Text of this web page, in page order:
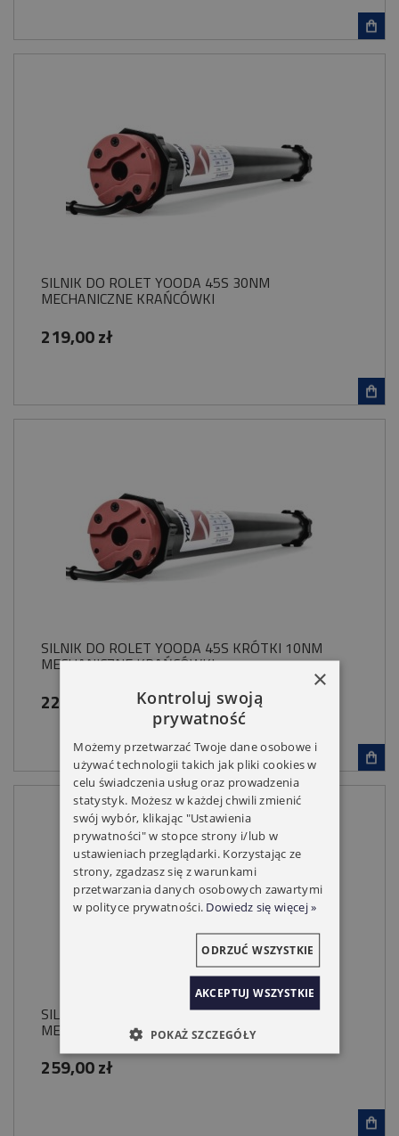
SILNIK DO ROLET YOODA 45S 30NM
MECHANICZNE KRAŃCÓWKI
219,00 zł
SILNIK DO ROLET YOODA 45S KRÓTKI 10NM
MECHANICZNE KRAŃCÓWKI
229,00 zł
SILNIK DO ROLET YOODA 45S 40NM
MECHANICZNE KRAŃCÓWKI
259,00 zł
×
Kontroluj swoją
prywatność
Możemy przetwarzać Twoje dane osobowe i
używać technologii takich jak pliki cookies w
celu świadczenia usług oraz prowadzenia
statystyk. Możesz w każdej chwili zmienić
swój wybór, klikając "Ustawienia
prywatności" w stopce strony i/lub w
ustawieniach przeglądarki. Korzystając ze
strony, zgadzasz się z warunkami
przetwarzania danych osobowych zawartymi
w polityce prywatności. Dowiedz się więcej »
AKCEPTUJ WSZYSTKIE
ODRZUĆ WSZYSTKIE
POKAŻ SZCZEGÓŁY